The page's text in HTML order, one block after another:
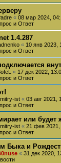
« 08 мар 2024,
и Ответ
1.4.287
« 10 янв 2023,
и Ответ
« 17 дек 2022,
и Ответ
ist « 03 авг 2021,
и Ответ
или будет
ist « 21 фев 2021,
и Ответ
Быка и
« 31 дек 2020,